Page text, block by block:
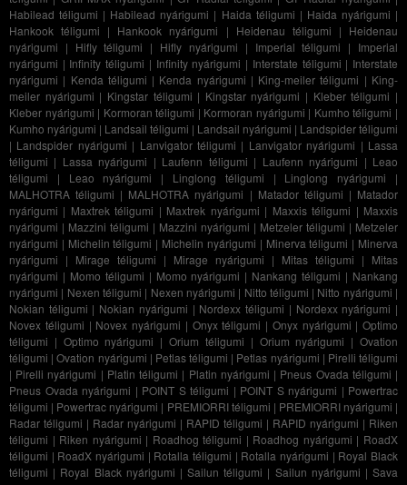
Habilead téligumi | Habilead nyárigumi | Haida téligumi | Haida nyárigumi |
Hankook téligumi | Hankook nyárigumi | Heidenau téligumi | Heidenau
nyárigumi | Hifly téligumi | Hifly nyárigumi | Imperial téligumi | Imperial
nyárigumi | Infinity téligumi | Infinity nyárigumi | Interstate téligumi | Interstate
nyárigumi | Kenda téligumi | Kenda nyárigumi | King-meiler téligumi | King-
meiler nyárigumi | Kingstar téligumi | Kingstar nyárigumi | Kleber téligumi |
Kleber nyárigumi | Kormoran téligumi | Kormoran nyárigumi | Kumho téligumi |
Kumho nyárigumi | Landsail téligumi | Landsail nyárigumi | Landspider téligumi
| Landspider nyárigumi | Lanvigator téligumi | Lanvigator nyárigumi | Lassa
téligumi | Lassa nyárigumi | Laufenn téligumi | Laufenn nyárigumi | Leao
téligumi | Leao nyárigumi | Linglong téligumi | Linglong nyárigumi |
MALHOTRA téligumi | MALHOTRA nyárigumi | Matador téligumi | Matador
nyárigumi | Maxtrek téligumi | Maxtrek nyárigumi | Maxxis téligumi | Maxxis
nyárigumi | Mazzini téligumi | Mazzini nyárigumi | Metzeler téligumi | Metzeler
nyárigumi | Michelin téligumi | Michelin nyárigumi | Minerva téligumi | Minerva
nyárigumi | Mirage téligumi | Mirage nyárigumi | Mitas téligumi | Mitas
nyárigumi | Momo téligumi | Momo nyárigumi | Nankang téligumi | Nankang
nyárigumi | Nexen téligumi | Nexen nyárigumi | Nitto téligumi | Nitto nyárigumi |
Nokian téligumi | Nokian nyárigumi | Nordexx téligumi | Nordexx nyárigumi |
Novex téligumi | Novex nyárigumi | Onyx téligumi | Onyx nyárigumi | Optimo
téligumi | Optimo nyárigumi |Orium téligumi | Orium nyárigumi |Ovation
téligumi |Ovation nyárigumi | Petlas téligumi | Petlas nyárigumi | Pirelli téligumi
| Pirelli nyárigumi | Platin téligumi | Platin nyárigumi | Pneus Ovada téligumi |
Pneus Ovada nyárigumi | POINT S téligumi | POINT S nyárigumi | Powertrac
téligumi | Powertrac nyárigumi | PREMIORRI téligumi | PREMIORRI nyárigumi |
Radar téligumi | Radar nyárigumi | RAPID téligumi | RAPID nyárigumi | Riken
téligumi | Riken nyárigumi | Roadhog téligumi | Roadhog nyárigumi | RoadX
téligumi | RoadX nyárigumi | Rotalla téligumi | Rotalla nyárigumi | Royal Black
téligumi | Royal Black nyárigumi |Sailun téligumi | Sailun nyárigumi |Sava